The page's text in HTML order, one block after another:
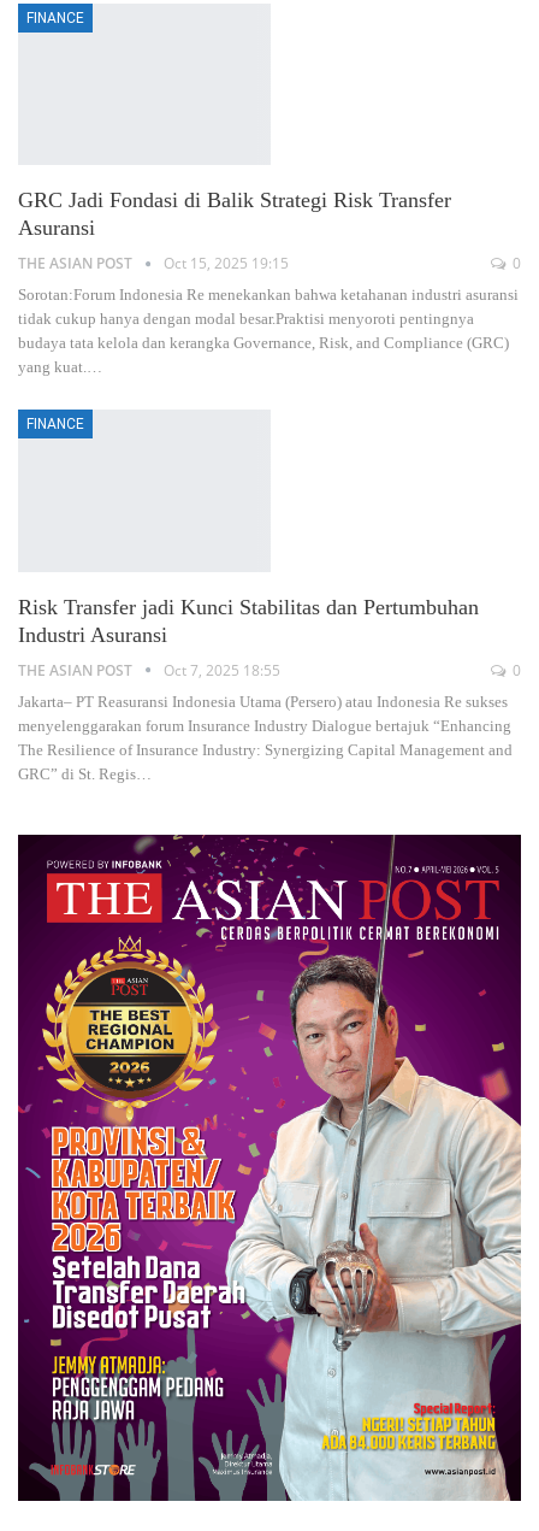
FINANCE
GRC Jadi Fondasi di Balik Strategi Risk Transfer
Asuransi
THE ASIAN POST Oct 15, 2025 19:15 0
Sorotan:Forum Indonesia Re menekankan bahwa ketahanan industri asuransi
tidak cukup hanya dengan modal besar.Praktisi menyoroti pentingnya
budaya tata kelola dan kerangka Governance, Risk, and Compliance (GRC)
yang kuat.…
FINANCE
Risk Transfer jadi Kunci Stabilitas dan Pertumbuhan
Industri Asuransi
THE ASIAN POST Oct 7, 2025 18:55 0
Jakarta– PT Reasuransi Indonesia Utama (Persero) atau Indonesia Re sukses
menyelenggarakan forum Insurance Industry Dialogue bertajuk “Enhancing
The Resilience of Insurance Industry: Synergizing Capital Management and
GRC” di St. Regis